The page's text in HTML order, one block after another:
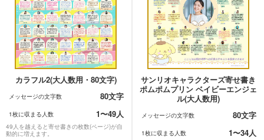
カラフル2(大人数用・80文字)
メッセージの文字数 80文字
1枚に収まる人数 1〜49人
49人を越えると寄せ書きの枚数(ページ)が自
動的に増えます。
サンリオキャラクターズ寄せ書き
ポムポムプリン ベイビーエンジェ
ル(大人数用)
メッセージの文字数 80文字
1枚に収まる人数 1〜34人